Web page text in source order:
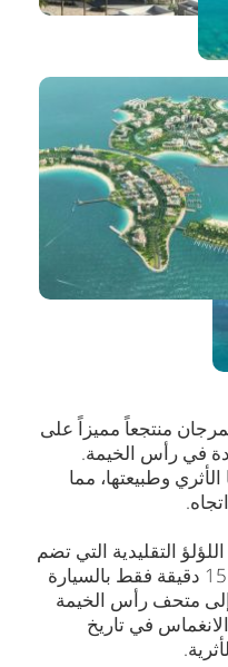
منتجعاً مميزاً على
في رأس الخيمة.
وطبيعتها، مما
التقليدية التي تضم
حصناً ومسجداً وسوقاً، على بعد 15 دقيقة فقط بالسيارة
متحف رأس الخيمة
الانغماس في تاريخ